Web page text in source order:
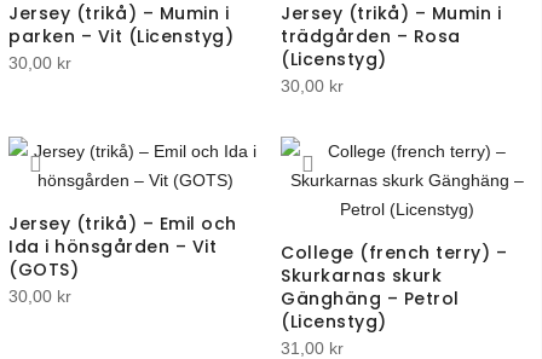
Jersey (trikå) – Mumin i
parken – Vit (Licenstyg)
30,00 kr
Jersey (trikå) – Mumin i
trädgården – Rosa
(Licenstyg)
30,00 kr
Jersey (trikå) – Emil och
Ida i hönsgården – Vit
(GOTS)
30,00 kr
College (french terry) –
Skurkarnas skurk
Gänghäng – Petrol
(Licenstyg)
31,00 kr